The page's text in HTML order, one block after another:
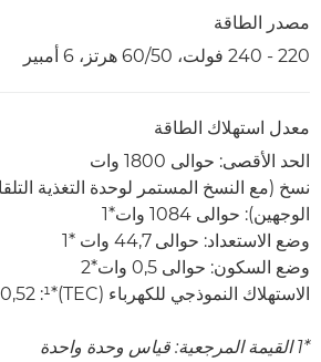
مصدر الطاقة
220 - 240 فولت، 50‏/60 هرتز، 6 أمبير
معدل استهلاك الطاقة
الحد الأقصى: حوالى 1800 وات
نسخ (مع النسخ المستمر لوحدة التغذية
الوجهين): حوالى 1084 وات*1
وضع الاستعداد: حوالى 44,7 وات *1
وضع السكون: حوالى 0,5 وات*2
الاستهلاك النموذجي للكهرباء (TEC)‏*¹:‏ 0,52 كيلووات في الساعة
*1 القيمة المرجعية: قياس وحدة واحدة